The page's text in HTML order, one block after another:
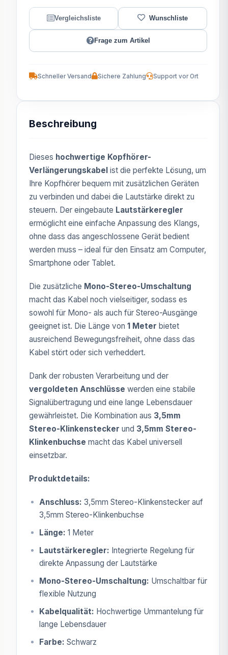
Frage zum Artikel
Schneller Versand Sichere Zahlung Support vor Ort
Beschreibung
Dieses hochwertige Kopfhörer-
Verlängerungskabel ist die perfekte Lösung, um
Ihre Kopfhörer bequem mit zusätzlichen Geräten
zu verbinden und dabei die Lautstärke direkt zu
steuern. Der eingebaute Lautstärkeregler
ermöglicht eine einfache Anpassung des Klangs,
ohne dass das angeschlossene Gerät bedient
werden muss – ideal für den Einsatz am Computer,
Smartphone oder Tablet.
Die zusätzliche Mono-Stereo-Umschaltung
macht das Kabel noch vielseitiger, sodass es
sowohl für Mono- als auch für Stereo-Ausgänge
geeignet ist. Die Länge von 1 Meter bietet
ausreichend Bewegungsfreiheit, ohne dass das
Kabel stört oder sich verheddert.
Dank der robusten Verarbeitung und der
vergoldeten Anschlüsse werden eine stabile
Signalübertragung und eine lange Lebensdauer
gewährleistet. Die Kombination aus 3,5mm
Stereo-Klinkenstecker und 3,5mm Stereo-
Klinkenbuchse macht das Kabel universell
einsetzbar.
Produktdetails:
Anschluss: 3,5mm Stereo-Klinkenstecker auf
3,5mm Stereo-Klinkenbuchse
Länge: 1 Meter
Lautstärkeregler: Integrierte Regelung für
direkte Anpassung der Lautstärke
Mono-Stereo-Umschaltung: Umschaltbar für
flexible Nutzung
Kabelqualität: Hochwertige Ummantelung für
lange Lebensdauer
Farbe: Schwarz